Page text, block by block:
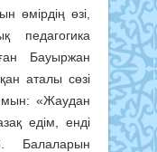
өмірдің өзі,
педагогика
Бауыржан
аталы сөзі
«Жаудан
едім, енді
Балаларын